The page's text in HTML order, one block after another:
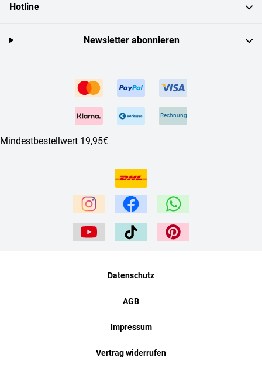
Hotline
Rechnung
Mindestbestellwert 19,95€
Newsletter abonnieren
Datenschutz
AGB
Impressum
Vertrag widerrufen